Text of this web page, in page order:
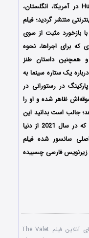
توسط سرویس ویدئویی +Disney و Hulu در آمریکا، انگلستان،
منتشر گردید؛ فیلم
بازخورد مثبت از سوی
برای اجراها، نحوه
و همچنین داستان طنز
درباره یک ستاره سینما به
در رستورانی در
ظاهر شده و او را
جالب است بدانید این
فیلم توسط سازندگان به کارمن سالیناس که در سال 2021 از دنیا
سانسور شده فیلم
فارسی چسبیده
تماشای آنلاین فیلم The Valet